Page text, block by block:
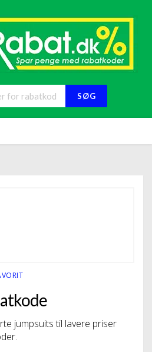
SØG
jumpsuits til lavere priser